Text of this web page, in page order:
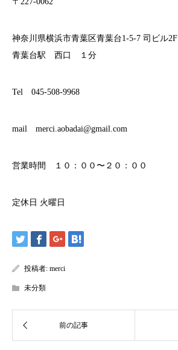
神奈川県横浜市青葉区青葉台1-5-7 司ビル2F
青葉台駅 西口 １分
Tel 045-508-9968
mail merci.aobadai@gmail.com
営業時間 １０：００〜２０：００
定休日 火曜日
投稿者: merci
未分類